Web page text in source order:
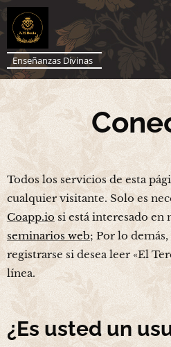
Enseñanzas Divinas
Todos los servicios de esta
cualquier visitante. Solo es
Coapp.iosi está interesado en
seminarios web; Por lo
registrarse si desea leer «El
línea.
¿Es usted un